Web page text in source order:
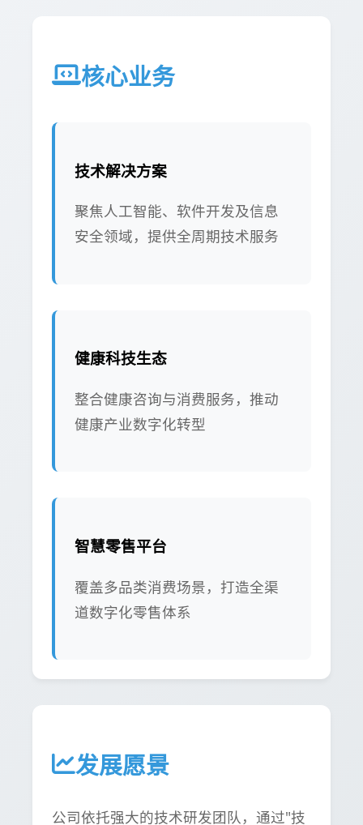
核心业务
技术解决方案
聚焦人工智能、软件开发及信息
安全领域，提供全周期技术服务
健康科技生态
整合健康咨询与消费服务，推动
健康产业数字化转型
智慧零售平台
覆盖多品类消费场景，打造全渠
道数字化零售体系
发展愿景
公司依托强大的技术研发团队，通过"技